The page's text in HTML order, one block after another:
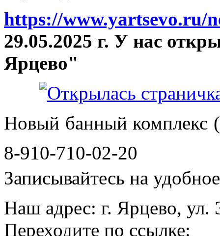
https://www.yartsevo.ru/
29.05.2025 г. У нас
Ярцево"
Новый банный комплекс
8-910-710-02-20
Записывайтесь на
Наш адрес: г. Ярцево, ул.
Переходите по ссылке: